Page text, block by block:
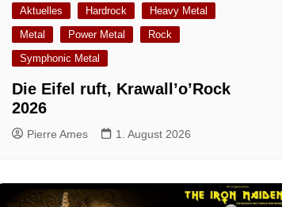
Aktuelles Hardrock
Heavy Metal
Metal
Power Metal
Rock
Symphonic Metal
Die Eifel ruft, Krawall’o’Rock
2026
Pierre Ames 1. August 2026